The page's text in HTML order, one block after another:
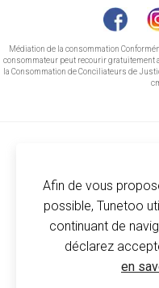
Médiation de la consommation
consommateur peut recourir gratuitement
la Consommation de Conciliateurs de
©
Afin de vous
possible, Tunetoo
continuant de
déclarez
en